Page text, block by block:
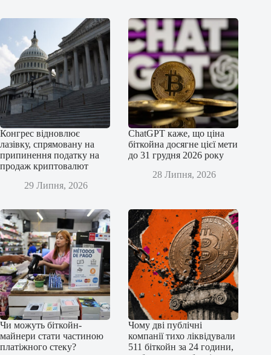
Конгрес відновлює
лазівку, спрямовану на
припинення податку на
продаж криптовалют
29 Липня, 2026
ChatGPT каже, що ціна
біткойна досягне цієї мети
до 31 грудня 2026 року
28 Липня, 2026
Чи можуть біткойн-
майнери стати частиною
платіжного стеку?
Чому дві публічні
компанії тихо ліквідували
511 біткойн за 24 години,